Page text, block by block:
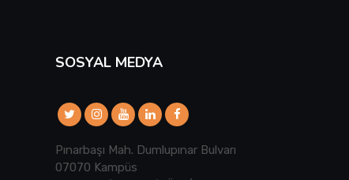
SOSYAL MEDYA
Pınarbaşı Mah. Dumlupınar Bulvarı
07070 Kampüs